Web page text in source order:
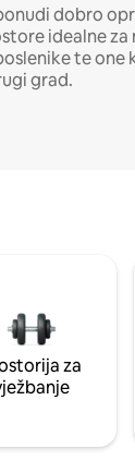
dobro
idealne za
te one
grad.
za